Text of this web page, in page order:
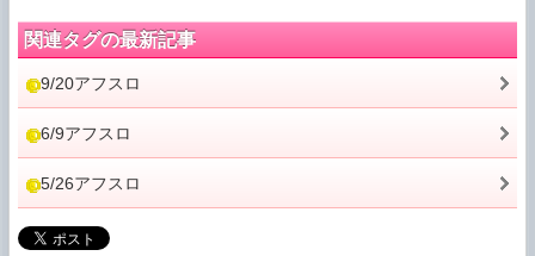
関連タグの最新記事
9/20アフスロ
6/9アフスロ
5/26アフスロ